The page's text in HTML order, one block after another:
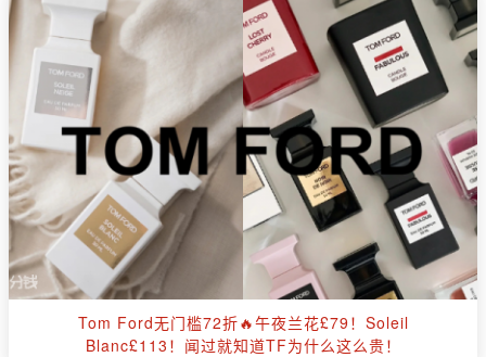
Tom Ford无门槛72折🔥午夜兰花£79！Soleil
Blanc£113！闻过就知道TF为什么这么贵！